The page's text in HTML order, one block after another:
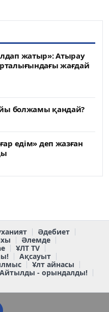
жатыр»: Атырау
жағдай
болжамы қандай?
едім» деп жазған
Әдебиет
Әлемде
ҰЛТ TV
Ақсауыт
Ұлт айнасы
Айтылды - орындалды!